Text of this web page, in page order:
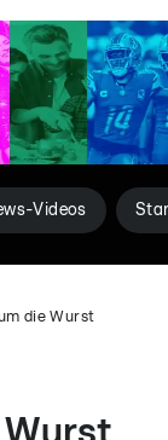
Videos
die Wurst